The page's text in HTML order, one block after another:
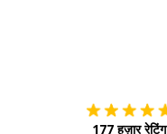
177 हज़ार रेटिंग